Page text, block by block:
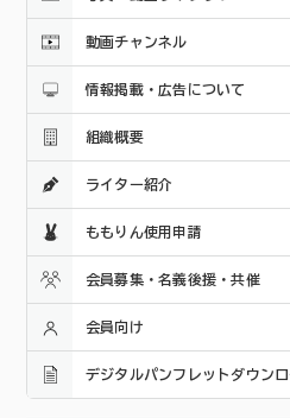
動画チャンネル
情報掲載・広告について
組織概要
ライター紹介
ももりん使用申請
会員募集・名義後援・共催
会員向け
デジタルパンフレットダウン